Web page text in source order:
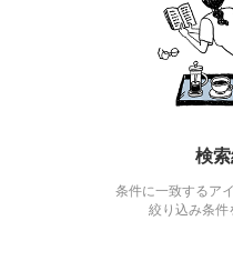
検
条件に一致するア
絞り込み条件